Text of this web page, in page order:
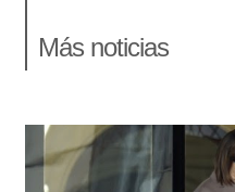
Más noticias